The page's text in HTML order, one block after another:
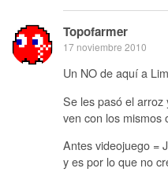
Topofarmer
17 noviembre 2010
Un NO de aquí a
Se les pasó el
ven con los mismos
Antes videojuego =
y es por lo que no